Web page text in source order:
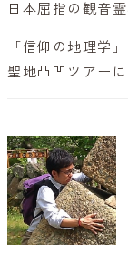
日本屈指の観音霊
「信仰の地理学
聖地凸凹ツアーに